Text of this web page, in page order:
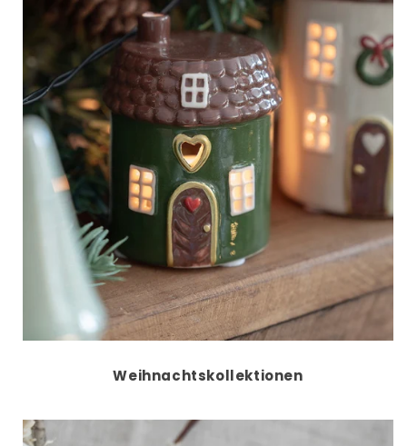
Weihnachtskollektionen